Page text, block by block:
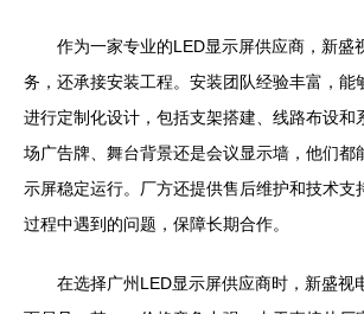
作为一家专业的LED显示屏供应商，新盛
务，还承接安装工程。安装团队经验丰富，能
进行定制化设计，包括支架搭建、线路布设和
场广告牌、舞台背景还是会议显示墙，他们都
示屏稳定运行。厂方还提供售后维护和技术支
过程中遇到的问题，保障长期合作。
在选择广州LED显示屏供应商时，新盛视